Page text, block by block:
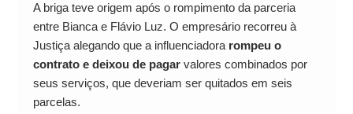
A briga teve origem após o rompimento da parceria
entre Bianca e Flávio Luz. O empresário recorreu à
Justiça alegando que a influenciadora rompeu o
contrato e deixou de pagarvalores combinados por
seus serviços, que deveriam ser quitados em seis
parcelas.